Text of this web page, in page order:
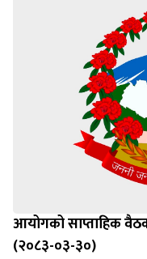
आयोगको साप्ताहिक
(२०८३-०३-३०)